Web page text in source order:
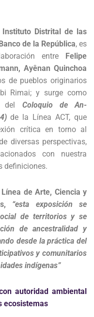
Instituto Distrital de las
de la República, es
entre Felipe
Ayênan Quinchoa
de pueblos originarios
Rimai; y surge como
del Coloquio de An-
de la Línea ACT, que
crítica en torno al
diversas perspectivas,
con nuestra
definiciones.
de Arte, Ciencia y
“esta exposición se
de territorios y se
de ancestralidad y
desde la práctica del
y comunitarios
indígenas”
autoridad ambiental
ecosistemas